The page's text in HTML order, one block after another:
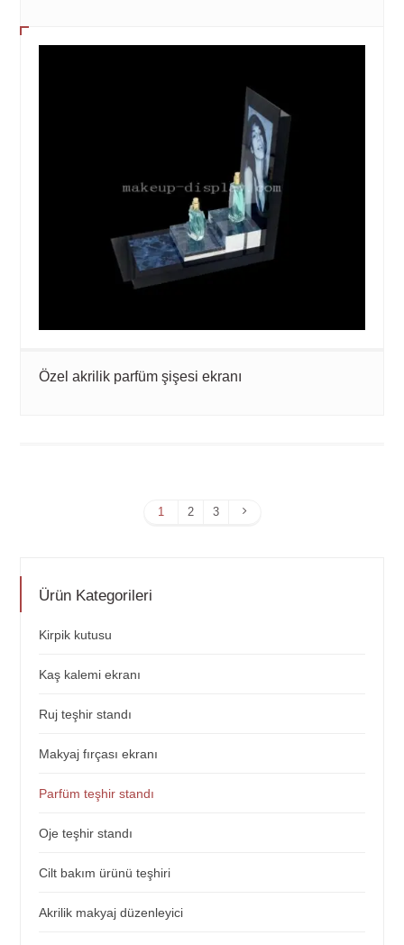
Özel akrilik parfüm şişesi ekranı
1 2 3
Sonraki
Ürün Kategorileri
Kirpik kutusu
Kaş kalemi ekranı
Ruj teşhir standı
Makyaj fırçası ekranı
Parfüm teşhir standı
Oje teşhir standı
Cilt bakım ürünü teşhiri
Akrilik makyaj düzenleyici